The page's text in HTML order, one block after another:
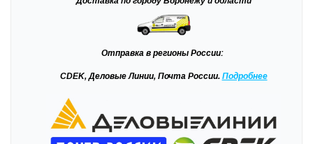
Отправка в регионы России:
CDEK, Деловые Линии, Почта России. Подробнее